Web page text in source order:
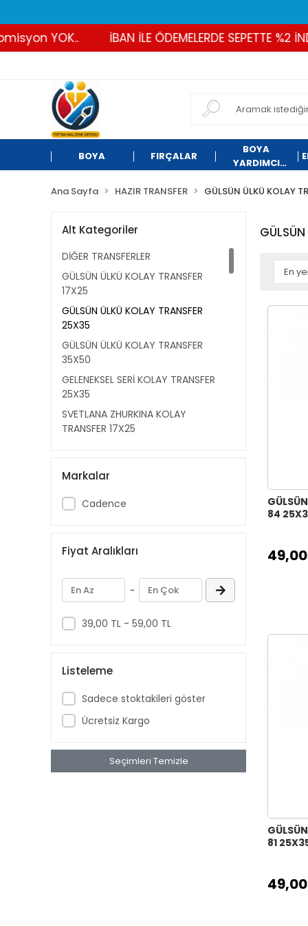
YOK.. İBAN İLE ÖDEMELERDE SEPETTE %2 İNDİRİM
BOYA FIRÇALAR
BOYA
YARDIMCI
Ana Sayfa HAZIR TRANSFER GÜLSÜN ÜLKÜ KOLAY
Alt Kategoriler
DİĞER TRANSFERLER
GÜLSÜN ÜLKÜ KOLAY TRANSFER
17X25
GÜLSÜN ÜLKÜ KOLAY TRANSFER
25X35
GÜLSÜN ÜLKÜ KOLAY TRANSFER
35X50
GELENEKSEL SERİ KOLAY TRANSFER
25X35
SVETLANA ZHURKINA KOLAY
TRANSFER 17X25
HOME DECOR HAZIR TRANSFER
25X35
KUMAŞ TRANSFER 25X35
VARAK KUMAŞ ALTIN TRANSFER
21X30
VARAK KUMAŞ TRANSFER ALTIN
DANTEL HAZIR TRANSFER 35X50
DANTEL HAZIR TRANSFER 25X35
OLEG KULAKOV KOLAY TRANSFER
17X25
Markalar
Cadence
Fiyat Aralıkları
-
39,00 TL - 59,00 TL
Listeleme
Sadece stoktakileri göster
Ücretsiz Kargo
Seçimleri Temizle
84
49,00
81
49,00